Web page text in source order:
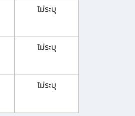
ไม่ระบุ
ไม่ระบุ
ไม่ระบุ